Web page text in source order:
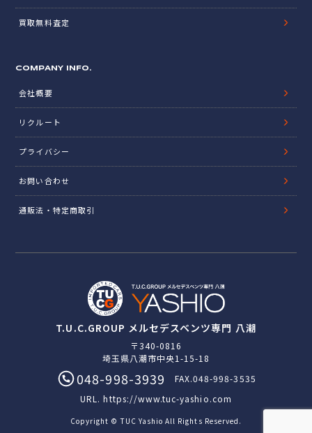
買取無料査定
COMPANY INFO.
会社概要
リクルート
プライバシー
お問い合わせ
通販法・特定商取引
T.U.C.GROUP メルセデスベンツ専門 八潮
〒340-0816
埼玉県八潮市中央1-15-18
048-998-3939
FAX.048-998-3535
URL.https://www.tuc-yashio.com
Copyright © TUC Yashio All Rights Reserved.